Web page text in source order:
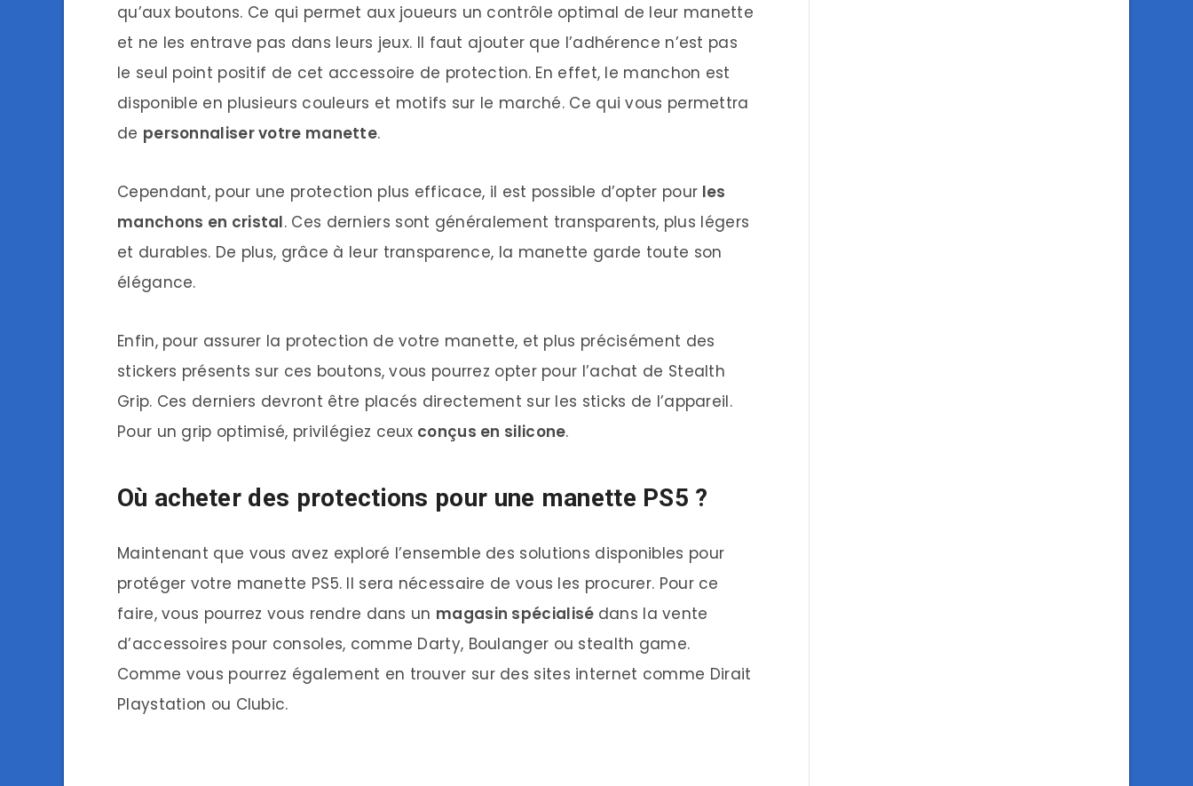
qu’aux boutons. Ce qui permet aux joueurs un contrôle optimal de leur manette
et ne les entrave pas dans leurs jeux. Il faut ajouter que l’adhérence n’est pas
le seul point positif de cet accessoire de protection. En effet, le manchon est
disponible en plusieurs couleurs et motifs sur le marché. Ce qui vous permettra
de personnaliser votre manette.
Cependant, pour une protection plus efficace, il est possible d’opter pour les
manchons en cristal. Ces derniers sont généralement transparents, plus légers
et durables. De plus, grâce à leur transparence, la manette garde toute son
élégance.
Enfin, pour assurer la protection de votre manette, et plus précisément des
stickers présents sur ces boutons, vous pourrez opter pour l’achat de Stealth
Grip. Ces derniers devront être placés directement sur les sticks de l’appareil.
Pour un grip optimisé, privilégiez ceux conçus en silicone.
Où acheter des protections pour une manette PS5 ?
Maintenant que vous avez exploré l’ensemble des solutions disponibles pour
protéger votre manette PS5. Il sera nécessaire de vous les procurer. Pour ce
faire, vous pourrez vous rendre dans un magasin spécialisé dans la vente
d’accessoires pour consoles, comme Darty, Boulanger ou stealth game.
Comme vous pourrez également en trouver sur des sites internet comme Dirait
Playstation ou Clubic.